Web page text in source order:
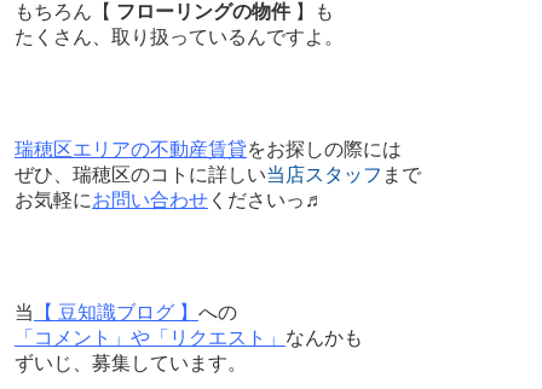
もちろん【 フローリングの物件】も
たくさん、取り扱っているんですよ。
瑞穂区エリアの不動産賃貸をお探しの際には
ぜひ、瑞穂区のコトに詳しい当店スタッフ まで
お気軽にお問い合わせくださいっ♬
当 【 豆知識ブログ 】 への
「コメント」や「リクエスト」 なんかも
ずいじ、募集しています。